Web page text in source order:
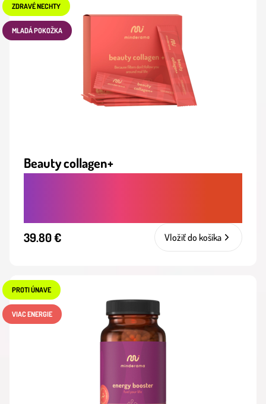
ZDRAVÉ NECHTY
MLADÁ POKOŽKA
Beauty collagen+
39.80 € Vložiť do košíka
PROTI ÚNAVE
VIAC ENERGIE